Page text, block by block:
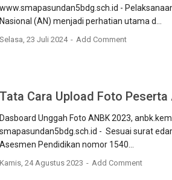
www.smapasundan5bdg.sch.id -
Nasional (AN) menjadi perhatian utama d...
Selasa, 23 Juli 2024 Add Comment
Tata Cara Upload Foto Peserta
Dasboard Unggah Foto ANBK 2023,
smapasundan5bdg.sch.id - Sesuai surat
Asesmen Pendidikan nomor 1540...
Kamis, 24 Agustus 2023 Add Comment